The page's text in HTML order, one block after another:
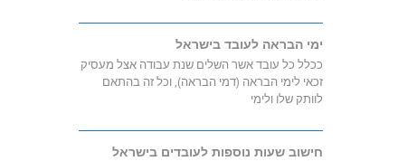
ימי הבראה לעובד בישראל
ככלל כל עובד אשר השלים שנת עבודה אצל מעסיק
זכאי לימי הבראה (דמי הבראה), וכל זה בהתאם
לוותק שלו ולימי
חישוב שעות נוספות לעובדים בישראל